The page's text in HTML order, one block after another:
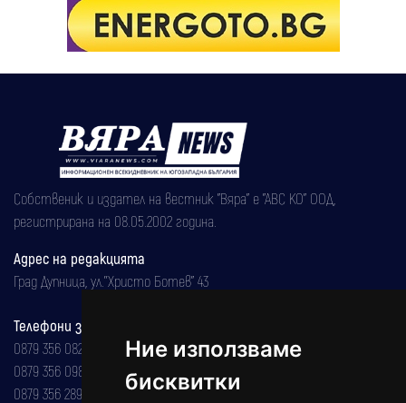
Ние използваме
бисквитки
Собственик и издател на вестник "Вяра" е "АВС КО" ООД,
регистрирана на 08.05.2002 година.
Адрес на редакцията
Град Дупница, ул.''Христо Ботев" 43
Телефони за реклама и абонаменти
0879 356 082
0879 356 098
0879 356 289